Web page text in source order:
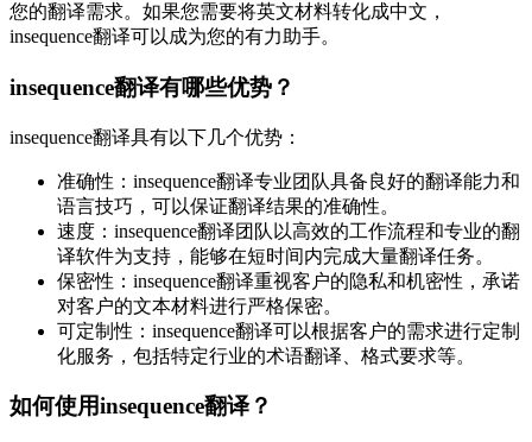
您的翻译需求。如果您需要将英文材料转化成中文，
insequence翻译可以成为您的有力助手。
insequence翻译有哪些优势？
insequence翻译具有以下几个优势：
准确性：insequence翻译专业团队具备良好的翻译能力和
语言技巧，可以保证翻译结果的准确性。
速度：insequence翻译团队以高效的工作流程和专业的翻
译软件为支持，能够在短时间内完成大量翻译任务。
保密性：insequence翻译重视客户的隐私和机密性，承诺
对客户的文本材料进行严格保密。
可定制性：insequence翻译可以根据客户的需求进行定制
化服务，包括特定行业的术语翻译、格式要求等。
如何使用insequence翻译？